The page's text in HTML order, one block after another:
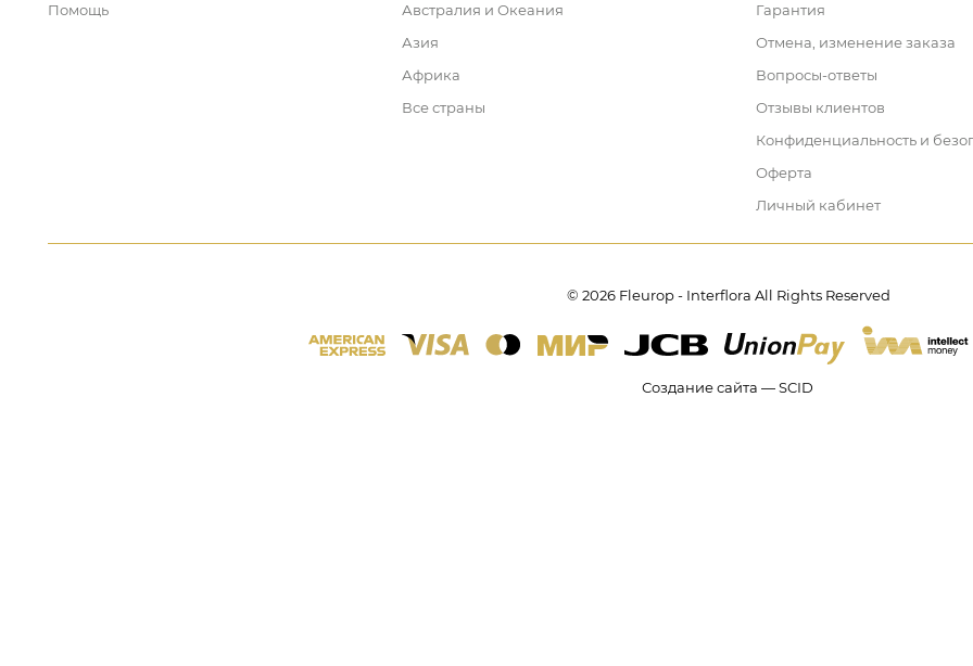
Помощь
Австралия и Океания
Азия
Африка
Все страны
Гарантия
Отмена, изменение заказа
Вопросы-ответы
Отзывы клиентов
Конфиденциальность и
Оферта
Личный кабинет
© 2026 Fleurop - Interflora All Rights Reserved
Создание сайта — SCID